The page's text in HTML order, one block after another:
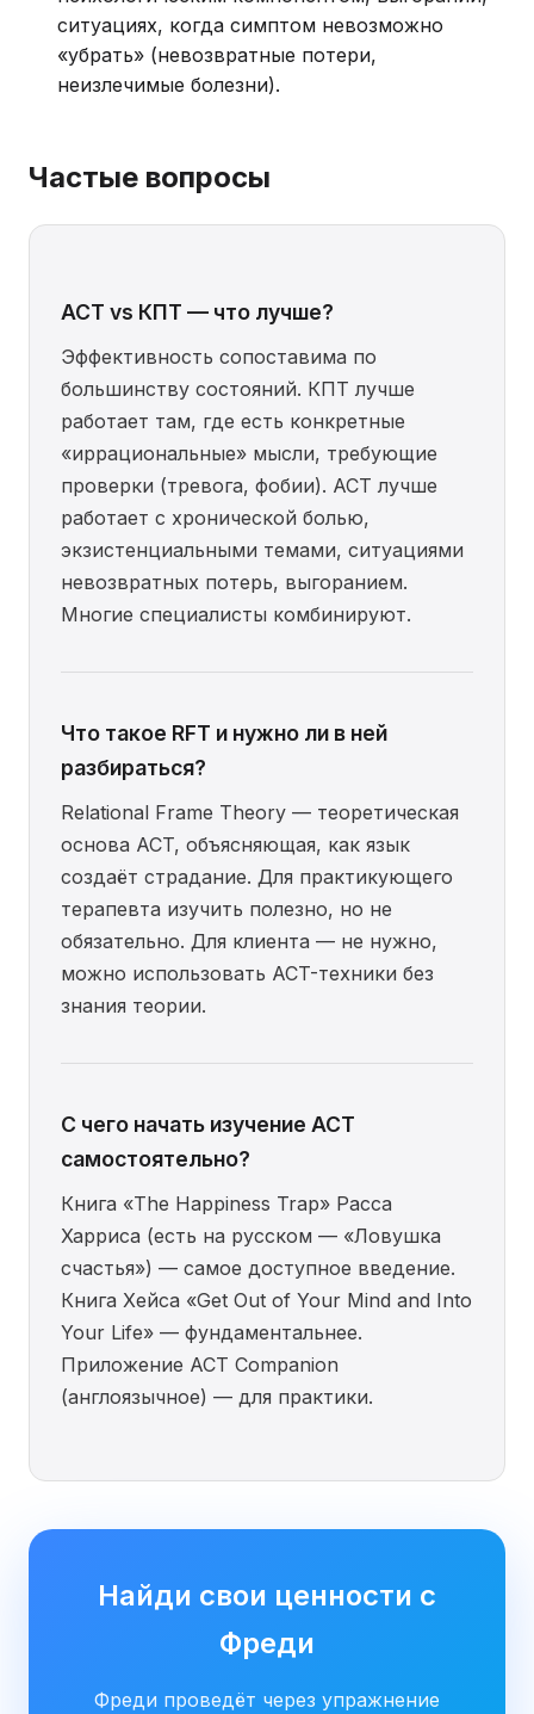
ситуациях, когда симптом невозможно
«убрать» (невозвратные потери,
неизлечимые болезни).
Частые вопросы
ACT vs КПТ — что лучше?
Эффективность сопоставима по
большинству состояний. КПТ лучше
работает там, где есть конкретные
«иррациональные» мысли, требующие
проверки (тревога, фобии). ACT лучше
работает с хронической болью,
экзистенциальными темами, ситуациями
невозвратных потерь, выгоранием.
Многие специалисты комбинируют.
Что такое RFT и нужно ли в ней
разбираться?
Relational Frame Theory — теоретическая
основа ACT, объясняющая, как язык
создаёт страдание. Для практикующего
терапевта изучить полезно, но не
обязательно. Для клиента — не нужно,
можно использовать ACT-техники без
знания теории.
С чего начать изучение ACT
самостоятельно?
Книга «The Happiness Trap» Расса
Харриса (есть на русском — «Ловушка
счастья») — самое доступное введение.
Книга Хейса «Get Out of Your Mind and Into
Your Life» — фундаментальнее.
Приложение ACT Companion
(англоязычное) — для практики.
Найди свои ценности с
Фреди
Фреди проведёт через упражнение